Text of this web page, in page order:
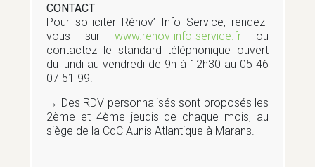
CONTACT
Pour solliciter Rénov’ Info Service, rendez-
vous sur www.renov-info-service.fr ou
contactez le standard téléphonique ouvert
du lundi au vendredi de 9h à 12h30 au 05 46
07 51 99.
→ Des RDV personnalisés sont proposés les
2ème et 4ème jeudis de chaque mois, au
siège de la CdC Aunis Atlantique à Marans.